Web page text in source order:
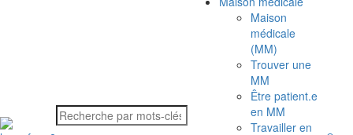
Maison
médicale
(MM)
Trouver une
MM
Être patient.e
en MM
Travailler en